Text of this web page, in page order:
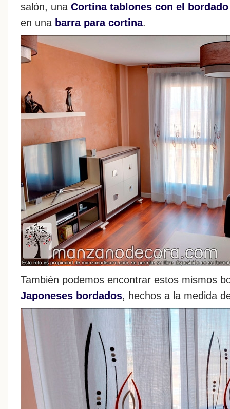
salón, una Cortina tablones con el
en una barra para cortina.
También podemos encontrar estos mismos
Japoneses bordados, hechos a la medida